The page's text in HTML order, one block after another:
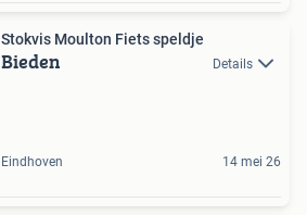
Stokvis Moulton Fiets speldje
Bieden Details
Eindhoven 14 mei 26